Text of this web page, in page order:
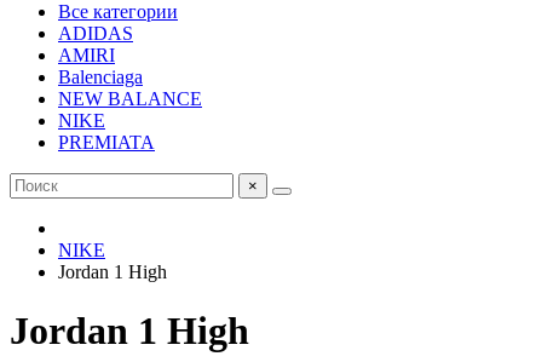
Все категории
ADIDAS
AMIRI
Balenciaga
NEW BALANCE
NIKE
PREMIATA
×
NIKE
Jordan 1 High
Jordan 1 High